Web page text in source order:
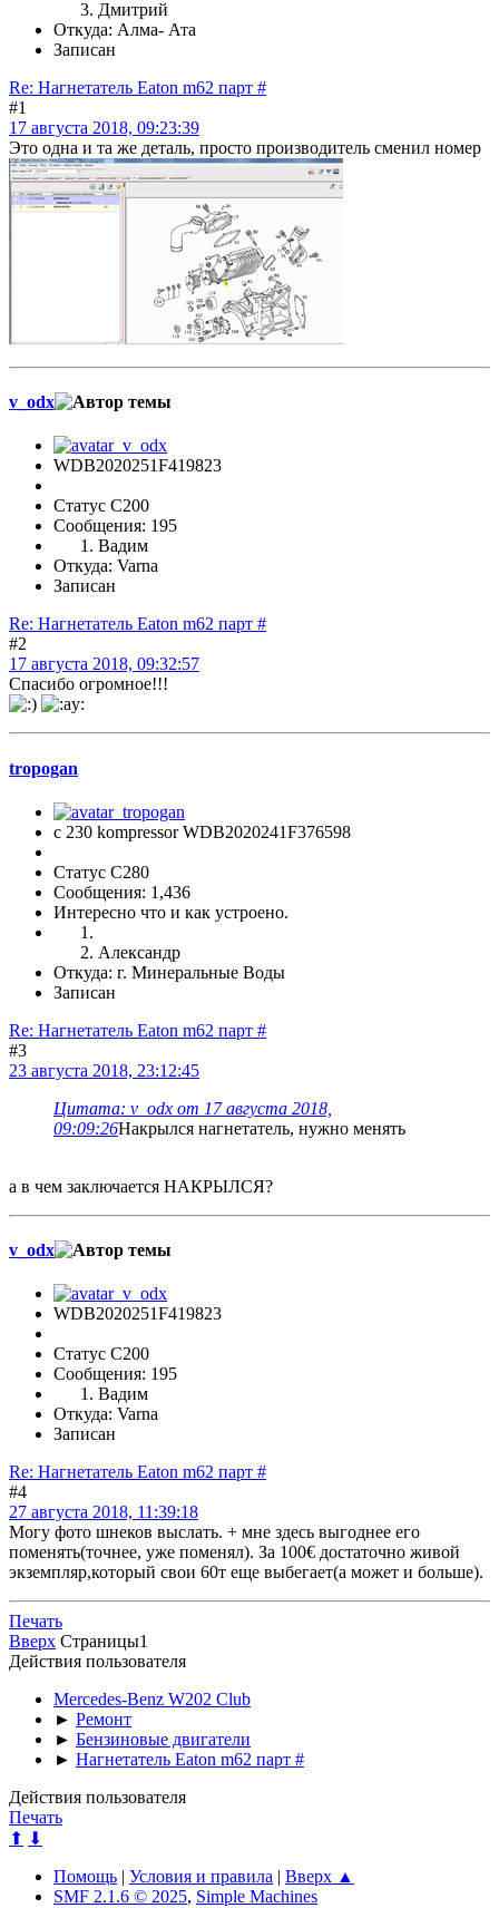
Дмитрий
Откуда: Алма- Ата
Записан
Re: Нагнетатель Eaton m62 парт #
#1
17 августа 2018, 09:23:39
Это одна и та же деталь, просто производитель сменил номер
v_odx
WDB2020251F419823
Статус C200
Сообщения: 195
Вадим
Откуда: Varna
Записан
Re: Нагнетатель Eaton m62 парт #
#2
17 августа 2018, 09:32:57
Спасибо огромное!!!
tropogan
с 230 kompressor WDB2020241F376598
Статус C280
Сообщения: 1,436
Интересно что и как устроено.
Александр
Откуда: г. Минеральные Воды
Записан
Re: Нагнетатель Eaton m62 парт #
#3
23 августа 2018, 23:12:45
Цитата: v_odx от 17 августа 2018,
09:09:26Накрылся нагнетатель, нужно менять
а в чем заключается НАКРЫЛСЯ?
v_odx
WDB2020251F419823
Статус C200
Сообщения: 195
Вадим
Откуда: Varna
Записан
Re: Нагнетатель Eaton m62 парт #
#4
27 августа 2018, 11:39:18
Могу фото шнеков выслать. + мне здесь выгоднее его
поменять(точнее, уже поменял). За 100€ достаточно живой
экземпляр,который свои 60т еще выбегает(а может и больше).
Печать
Вверх Страницы1
Действия пользователя
Mercedes-Benz W202 Club
► Ремонт
► Бензиновые двигатели
► Нагнетатель Eaton m62 парт #
Действия пользователя
Печать
⬆ ⬇
Помощь
Условия и правила
Вверх ▲
SMF 2.1.6 © 2025, Simple Machines